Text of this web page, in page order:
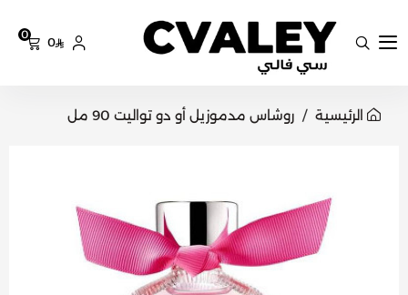
سي فالي
0
0
الرئيسية روشاس مدموزيل أو دو تواليت 90 مل